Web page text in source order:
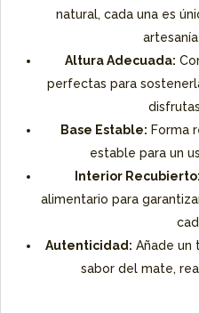
natural, cada una es
Altura Adecuada:
perfectas para
Base Estable: Forma
estable para un
Interior Recubierto:
alimentario para
Autenticidad: Añade un
sabor del mate,